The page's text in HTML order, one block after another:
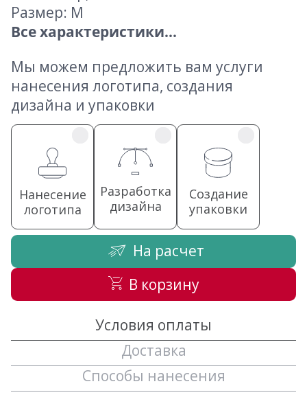
Размер: M
Все характеристики...
Мы можем предложить вам услуги
нанесения логотипа, создания
дизайна и упаковки
Нанесение
логотипа
Разработка
дизайна
Создание
упаковки
На расчет
В корзину
Условия оплаты
Доставка
Способы нанесения